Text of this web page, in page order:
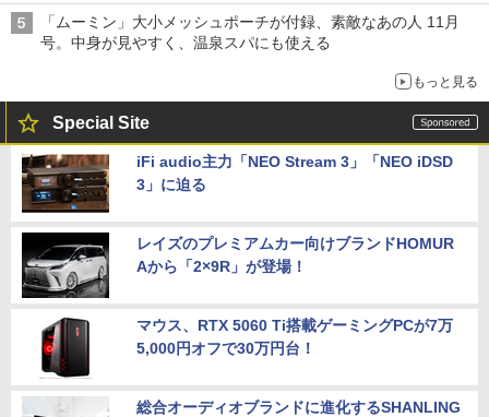
「ムーミン」大小メッシュポーチが付録、素敵なあの人 11月
号。中身が見やすく、温泉スパにも使える
もっと見る
Special Site
iFi audio主力「NEO Stream 3」「NEO iDSD
3」に迫る
レイズのプレミアムカー向けブランドHOMUR
Aから「2×9R」が登場！
マウス、RTX 5060 Ti搭載ゲーミングPCが7万
5,000円オフで30万円台！
総合オーディオブランドに進化するSHANLING